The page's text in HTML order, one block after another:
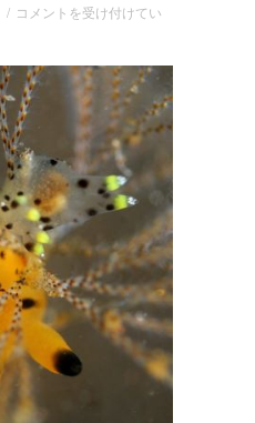
/ 梁
キ
ス
は
コメントを受け付けてい